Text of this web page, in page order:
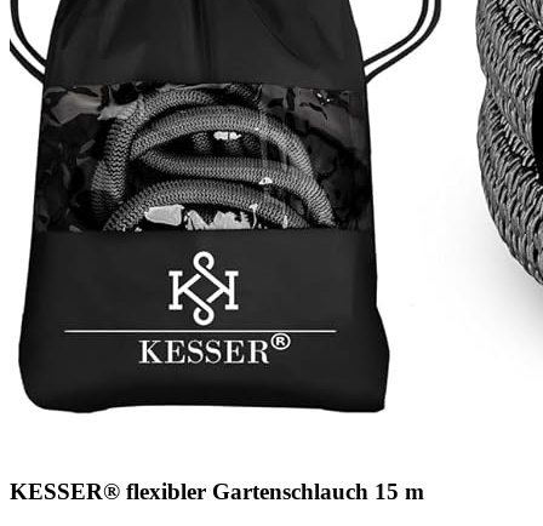
KESSER® flexibler Gartenschlauch 15 m